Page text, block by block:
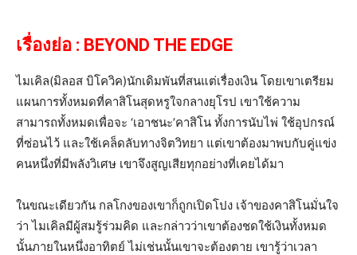
เรื่องย่อ : BEYOND THE EDGE
ไมเคิล(มิลอส บิโควิค)นักเดิมพันที่สนแต่เรื่องเงิน โดยเขาเตรียม
แผนการทั้งหมดที่คาสิโนสุดหรูใจกลางยุโรป เขาใช้ความ
สามารถทั้งหมดเพื่อจะ ‘เอาชนะ’คาสิโน ทั้งการนับไพ่ ใช้อุปกรณ์
ที่ซ่อนไว้ และใช้เคล็ดลับทางจิตวิทยา แต่เขาต้องมาพบกับคู่แข่ง
คนหนึ่งที่มีพลังวิเศษ เขาจึงสูญเสียทุกอย่างที่เคยได้มา
ในขณะเดียวกัน กลโกงของเขาก็ถูกเปิดโปง เจ้าของคาสิโนมั่นใจ
ว่า ไมเคิลมีผู้สมรู้ร่วมคิด และกล่าวว่าเขาต้องชดใช้เงินทั้งหมด
นั้นภายในหนึ่งอาทิตย์ ไม่เช่นนั้นเขาจะต้องตาย เขารู้ว่าเวลา